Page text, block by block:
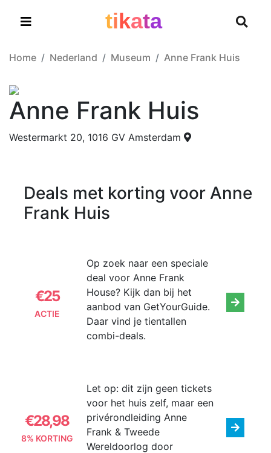
tikata
Home Nederland Museum Anne Frank Huis
Anne Frank Huis
Westermarkt 20, 1016 GV Amsterdam
Deals met korting voor Anne
Frank Huis
€25
ACTIE
Op zoek naar een speciale
deal voor Anne Frank
House? Kijk dan bij het
aanbod van GetYourGuide.
Daar vind je tientallen
combi-deals.
€28,98
8% KORTING
Let op: dit zijn geen tickets
voor het huis zelf, maar een
privérondleiding Anne
Frank & Tweede
Wereldoorlog door